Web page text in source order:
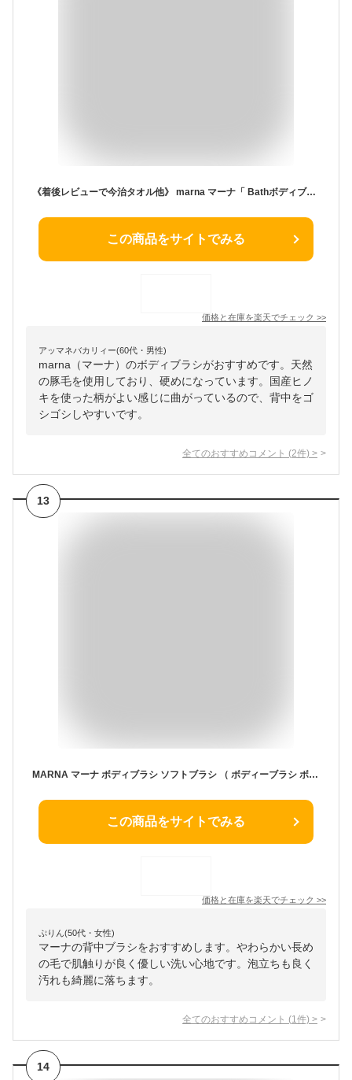
《着後レビューで今治タオル他》 marna マーナ「 Bathボディブラシ曲柄 (豚毛) 」 お風呂 浴室 B573 ボディブラシ ボディーブラシ ブラシ 豚毛 天然 背中 ニキビ 角質 国産 ヒノキ 檜 バスルーム バス用品 硬め シンプル おしゃれ 【ギフト/プレゼントに】
この商品をサイトでみる
価格と在庫を楽天でチェック >>
アッマネバカリィー(60代・男性)
marna（マーナ）のボディブラシがおすすめです。天然
の豚毛を使用しており、硬めになっています。国産ヒノ
キを使った柄がよい感じに曲がっているので、背中をゴ
シゴシしやすいです。
全てのおすすめコメント (2件) >
13
MARNA マーナ ボディブラシ ソフトブラシ （ ボディーブラシ ボディタオル バス用品 ボディータオル バスグッズ 背中ブラシ 風呂用品 ボディケア スキンケア お手入れ 浴用タオル ボディスポンジ ） 【39ショップ】
この商品をサイトでみる
価格と在庫を楽天でチェック >>
ぷりん(50代・女性)
マーナの背中ブラシをおすすめします。やわらかい長め
の毛で肌触りが良く優しい洗い心地です。泡立ちも良く
汚れも綺麗に落ちます。
全てのおすすめコメント (1 件) >
14